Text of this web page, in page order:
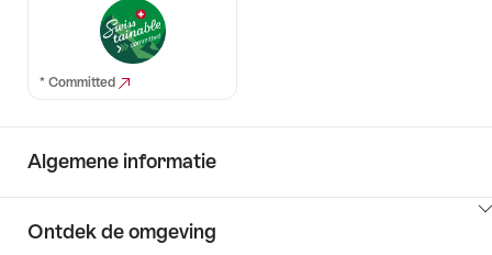
* Committed
Algemene informatie
hier
Ontdek de omgeving